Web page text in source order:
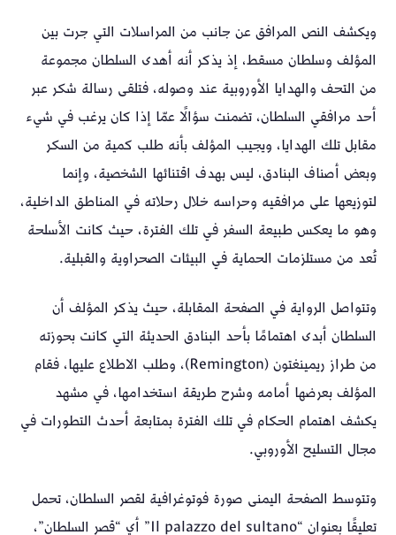
ويكشف النص المرافق عن جانب من المراسلات التي جرت بين
المؤلف وسلطان مسقط، إذ يذكر أنه أهدى السلطان مجموعة
من التحف والهدايا الأوروبية عند وصوله، فتلقى رسالة شكر عبر
أحد مرافقي السلطان، تضمنت سؤالًا عمّا إذا كان يرغب في شيء
مقابل تلك الهدايا، ويجيب المؤلف بأنه طلب كمية من السكر
وبعض أصناف البنادق، ليس بهدف اقتنائها الشخصية، وإنما
لتوزيعها على مرافقيه وحراسه خلال رحلاته في المناطق الداخلية،
وهو ما يعكس طبيعة السفر في تلك الفترة، حيث كانت الأسلحة
تُعد من مستلزمات الحماية في البيئات الصحراوية والقبلية.
وتتواصل الرواية في الصفحة المقابلة، حيث يذكر المؤلف أن
السلطان أبدى اهتمامًا بأحد البنادق الحديثة التي كانت بحوزته
من طراز ريمينغتون (Remington)، وطلب الاطلاع عليها، فقام
المؤلف بعرضها أمامه وشرح طريقة استخدامها، في مشهد
يكشف اهتمام الحكام في تلك الفترة بمتابعة أحدث التطورات في
مجال التسليح الأوروبي.
وتتوسط الصفحة اليمنى صورة فوتوغرافية لقصر السلطان، تحمل
تعليقًا بعنوان “Il palazzo del sultano” أي “قصر السلطان”،